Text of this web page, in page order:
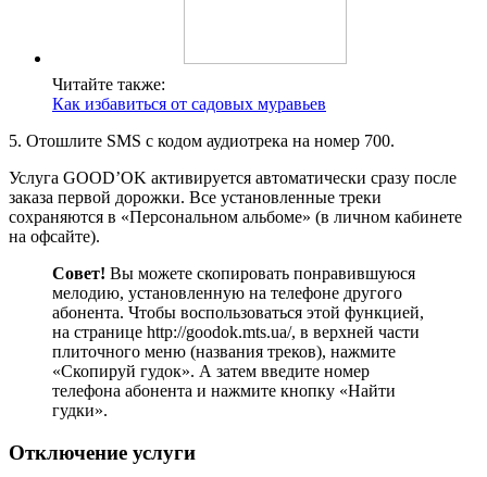
Читайте также:
Как избавиться от садовых муравьев
5. Отошлите SMS c кодом аудиотрека на номер 700.
Услуга GOOD’OK активируется автоматически сразу после
заказа первой дорожки. Все установленные треки
сохраняются в «Персональном альбоме» (в личном кабинете
на офсайте).
Совет! Вы можете скопировать понравившуюся
мелодию, установленную на телефоне другого
абонента. Чтобы воспользоваться этой функцией,
на странице http://goodok.mts.ua/, в верхней части
плиточного меню (названия треков), нажмите
«Скопируй гудок». А затем введите номер
телефона абонента и нажмите кнопку «Найти
гудки».
Отключение услуги